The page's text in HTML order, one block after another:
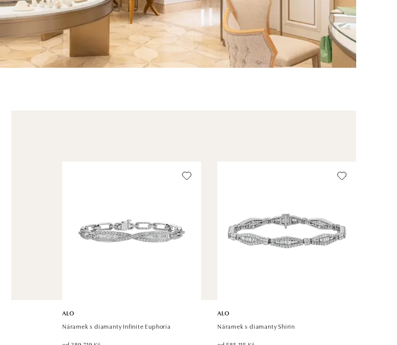
ALO
Náramek s diamanty Infinite Euphoria
ALO
Náramek s diamanty Shirin